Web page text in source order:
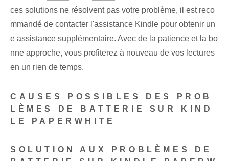
ces solutions ‍ne résolvent pas‍ votre problème, il est reco
mmandé de contacter l'assistance Kindle ⁤pour obtenir un
e assistance supplémentaire. Avec de la patience et la bo
nne approche, vous profiterez à nouveau de vos lectures
en un rien de temps.
CAUSES POSSIBLES DES PROB
LÈMES DE BATTERIE SUR KIND
LE PAPERWHITE
SOLUTION AUX PROBLÈMES DE